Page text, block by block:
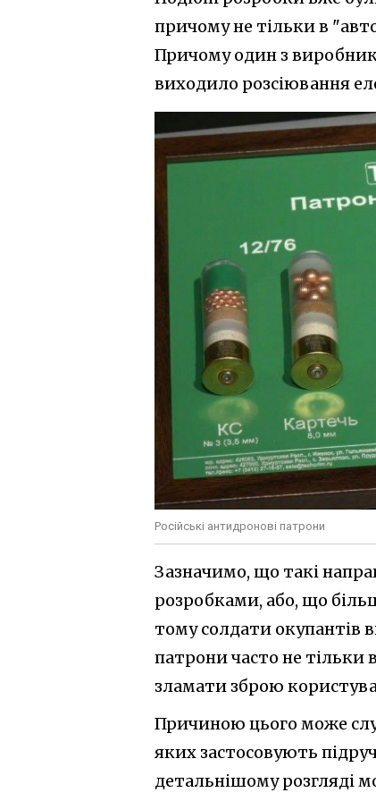
причому не тільки в
Причому один з
виходило розсіювання
Російські антидронові патрони
Зазначимо, що такі
розробками, або, що
тому солдати окупантів
патрони часто не
зламати зброю
Причиною цього може
яких застосовують
детальнішому розгляді